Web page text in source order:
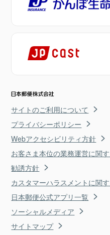
サイトのご利用について
プライバシーポリシー
Webアクセシビリティ方針
お客さま本位の業務運営に関
勧誘方針
カスタマーハラスメントに関
日本郵便公式アプリ一覧
ソーシャルメディア
サイトマップ